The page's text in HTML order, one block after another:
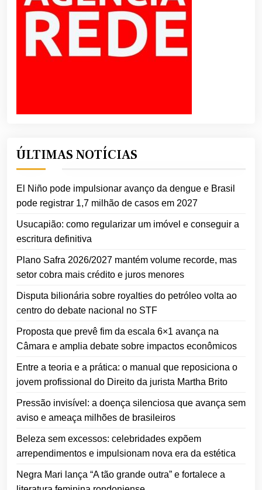
ÚLTIMAS NOTÍCIAS
El Niño pode impulsionar avanço da dengue e Brasil
pode registrar 1,7 milhão de casos em 2027
Usucapião: como regularizar um imóvel e conseguir a
escritura definitiva
Plano Safra 2026/2027 mantém volume recorde, mas
setor cobra mais crédito e juros menores
Disputa bilionária sobre royalties do petróleo volta ao
centro do debate nacional no STF
Proposta que prevê fim da escala 6×1 avança na
Câmara e amplia debate sobre impactos econômicos
Entre a teoria e a prática: o manual que reposiciona o
jovem profissional do Direito da jurista Martha Brito
Pressão invisível: a doença silenciosa que avança sem
aviso e ameaça milhões de brasileiros
Beleza sem excessos: celebridades expõem
arrependimentos e impulsionam nova era da estética
Negra Mari lança “A tão grande outra” e fortalece a